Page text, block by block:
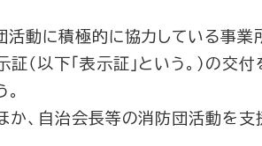
に積極的に協力している事業
（以下「表示証」という。）の交
自治会長等の消防団活動を支援